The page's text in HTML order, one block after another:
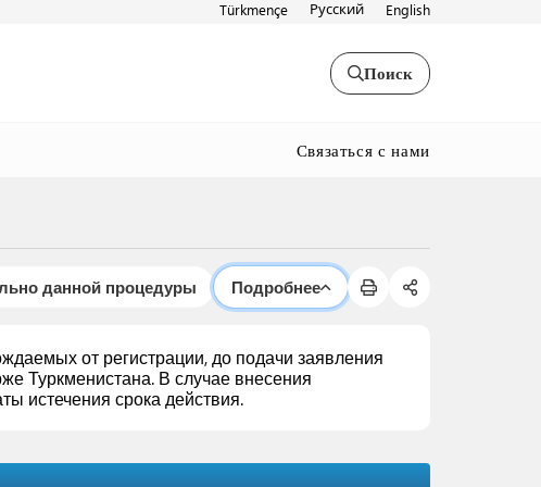
Türkmençe Русский English
Поиск
Связаться с нами
данной процедуры Подробнее
от регистрации, до подачи заявления
Туркменистана. В случае внесения
истечения срока действия.